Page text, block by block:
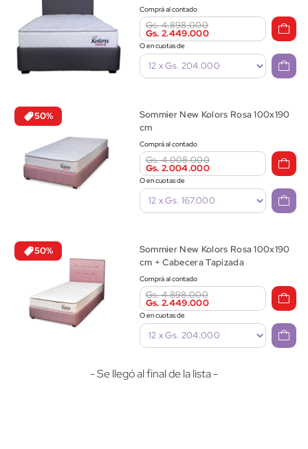
Comprá al contado
Gs. 4.898.000
Gs. 2.449.000
O en cuotas de
50%
Sommier New Kolors Rosa 100x190
cm
Comprá al contado
Gs. 4.008.000
Gs. 2.004.000
O en cuotas de
50%
Sommier New Kolors Rosa 100x190
cm + Cabecera Tapizada
Comprá al contado
Gs. 4.898.000
Gs. 2.449.000
O en cuotas de
- Se llegó al final de la lista -